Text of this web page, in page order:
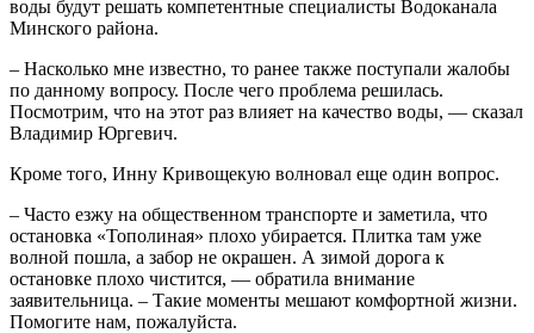
воды будут решать компетентные специалисты Водоканала
Минского района.
– Насколько мне известно, то ранее также поступали жалобы
по данному вопросу. После чего проблема решилась.
Посмотрим, что на этот раз влияет на качество воды, — сказал
Владимир Юргевич.
Кроме того, Инну Кривощекую волновал еще один вопрос.
– Часто езжу на общественном транспорте и заметила, что
остановка «Тополиная» плохо убирается. Плитка там уже
волной пошла, а забор не окрашен. А зимой дорога к
остановке плохо чистится, — обратила внимание
заявительница. – Такие моменты мешают комфортной жизни.
Помогите нам, пожалуйста.